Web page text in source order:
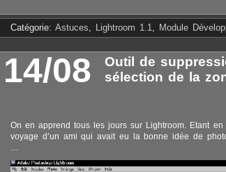
Catégorie: Astuces, Lightroom 1.1, Module
14/08
Outil de
sélection de la
On en apprend tous les jours sur Lightroom. Etant
voyage d’un ami qui avait eu la bonne idée de
…